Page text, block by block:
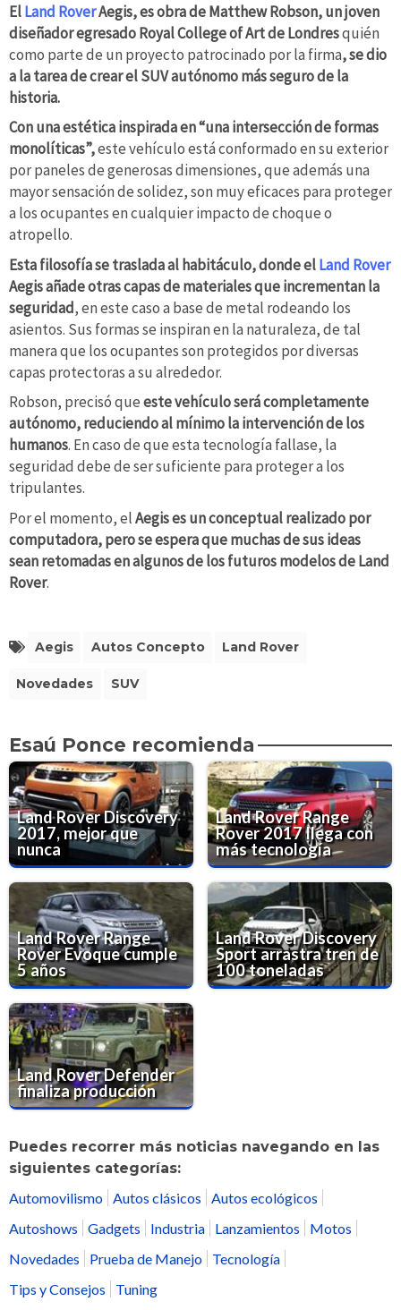
ElLand RoverAegis, es obra de Matthew Robson, un joven
diseñador egresado Royal College of Art de Londresquién
como parte de un proyecto patrocinado por la firma, se dio
a la tarea de crear el SUV autónomo más seguro de la
historia.
Con una estética inspirada en “una intersección de formas
monolíticas”,este vehículo está conformado en su exterior
por paneles de generosas dimensiones, que además una
mayor sensación de solidez, son muy eficaces para proteger
a los ocupantes en cualquier impacto de choque o
atropello.
Esta filosofía se traslada al habitáculo, donde elLand Rover
Aegis añade otras capas de materiales que incrementan la
seguridad, en este caso a base de metal rodeando los
asientos. Sus formas se inspiran en la naturaleza, de tal
manera que los ocupantes son protegidos por diversas
capas protectoras a su alrededor.
Robson, precisó queeste vehículo será completamente
autónomo, reduciendo al mínimo la intervención de los
humanos. En caso de que esta tecnología fallase, la
seguridad debe de ser suficiente para proteger a los
tripulantes.
Por el momento, elAegis es un conceptual realizado por
computadora, pero se espera que muchas de sus ideas
sean retomadas en algunos de los futuros modelos de Land
Rover.
Aegis Autos Concepto Land Rover
Novedades SUV
Esaú Ponce recomienda
Land Rover Discovery
2017, mejor que
nunca
Land Rover Range
Rover 2017 llega con
más tecnología
Land Rover Range
Rover Evoque cumple
5 años
Land Rover Discovery
Sport arrastra tren de
100 toneladas
Land Rover Defender
finaliza producción
Puedes recorrer más noticias navegando en las
siguientes categorías:
Automovilismo Autos clásicos
Autos ecológicos
Autoshows
Gadgets Industria Lanzamientos
Motos
Novedades
Prueba de Manejo
Tecnología
Tips y Consejos
Tuning